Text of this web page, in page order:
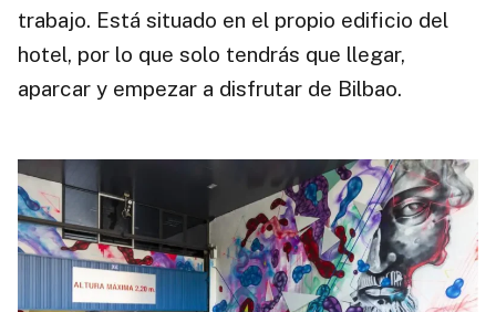
trabajo. Está situado en el propio edificio del
hotel, por lo que solo tendrás que llegar,
aparcar y empezar a disfrutar de Bilbao.